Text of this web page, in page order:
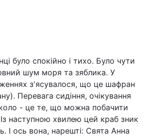
було спокійно і тихо. Було чути
шум моря та зяблика. У
з'ясувалося, що це шафран
Перевага сидіння, очікування
- це те, що можна побачити
наступною хвилею цей краб зник
І ось вона, нарешті: Свята Анна